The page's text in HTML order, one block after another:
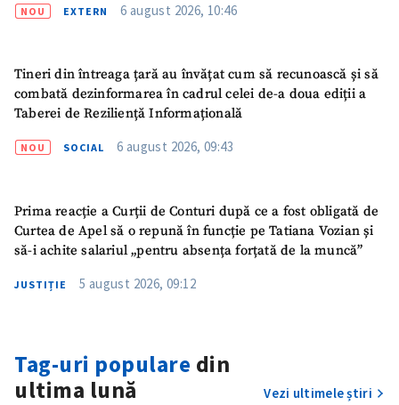
NOU EXTERN 6 august 2026, 10:46
Tineri din întreaga țară au învățat cum să recunoască și să
combată dezinformarea în cadrul celei de-a doua ediții a
Taberei de Reziliență Informațională
NOU SOCIAL 6 august 2026, 09:43
Prima reacție a Curții de Conturi după ce a fost obligată de
Curtea de Apel să o repună în funcție pe Tatiana Vozian și
să-i achite salariul „pentru absența forțată de la muncă”
JUSTIȚIE 5 august 2026, 09:12
Tag-uri populare din
ultima lună
Vezi ultimele știri